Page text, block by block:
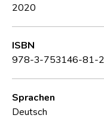
2020
ISBN
978-3-753146-81-2
Sprachen
Deutsch